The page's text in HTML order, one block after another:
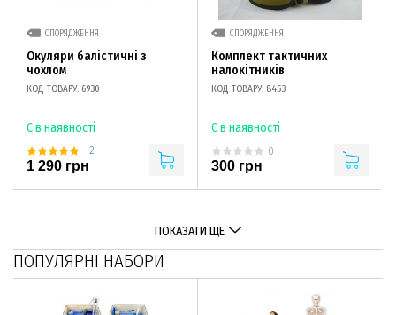
СПОРЯДЖЕННЯ
Окуляри балістичні з
чохлом
КОД ТОВАРУ: 6930
Є в наявності
2
1 290 грн
СПОРЯДЖЕННЯ
Комплект тактичних
налокітників
КОД ТОВАРУ: 8453
Є в наявності
0
300 грн
ПОКАЗАТИ ЩЕ
ПОПУЛЯРНІ НАБОРИ